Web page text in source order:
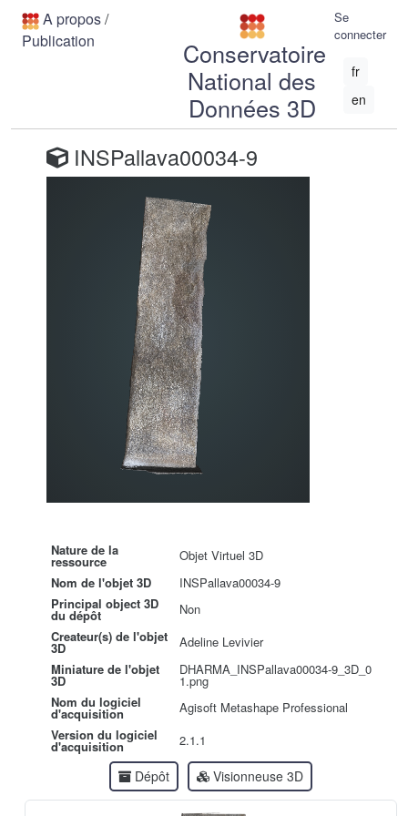
A propos/
Publication
Conservatoire
National des
Données 3D
Se
connecter
fr
en
INSPallava00034-9
Nature de la
ressource
Objet Virtuel 3D
Nom de l'objet 3D
INSPallava00034-9
Principal object 3D
du dépôt
Non
Createur(s) de l'objet
3D
Adeline Levivier
Miniature de l'objet
3D
DHARMA_INSPallava00034-9_3D_0
1.png
Nom du logiciel
d'acquisition
Agisoft Metashape Professional
Version du logiciel
d'acquisition 2.1.1
Dépôt Visionneuse 3D